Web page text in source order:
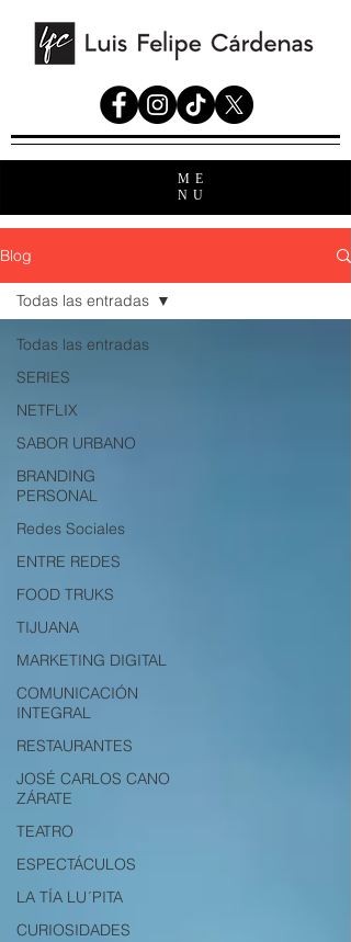
ME
NU
Blog
Todas las entradas
SERIES
NETFLIX
SABOR URBANO
BRANDING
PERSONAL
Redes Sociales
ENTRE REDES
FOOD TRUKS
TIJUANA
MARKETING DIGITAL
COMUNICACIÓN
INTEGRAL
RESTAURANTES
JOSÉ CARLOS CANO
ZÁRATE
TEATRO
ESPECTÁCULOS
LA TÍA LU´PITA
CURIOSIDADES
Todas las entradas